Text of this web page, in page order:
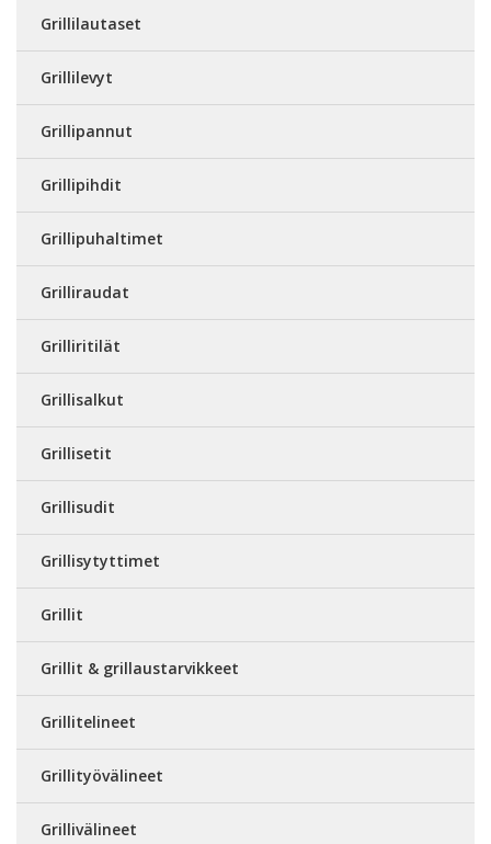
Grillilautaset
Grillilevyt
Grillipannut
Grillipihdit
Grillipuhaltimet
Grilliraudat
Grilliritilät
Grillisalkut
Grillisetit
Grillisudit
Grillisytyttimet
Grillit
Grillit & grillaustarvikkeet
Grillitelineet
Grillityövälineet
Grillivälineet